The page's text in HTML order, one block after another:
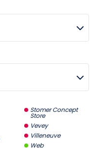
Stomer Concept
Store
Vevey
Villeneuve
Web